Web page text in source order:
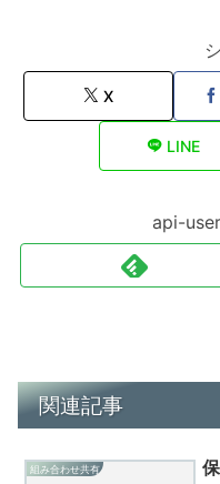
X
LINE
api-
関連記事
組み合わせ共有